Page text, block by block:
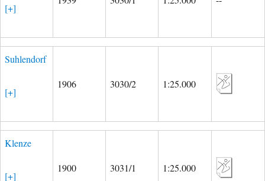
[+]
Suhlendorf
[+]
1906 3030/2 1:25.000
Klenze
[+]
1900 3031/1 1:25.000